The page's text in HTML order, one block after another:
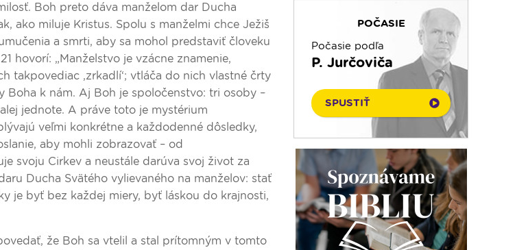
Boh preto dáva manželom dar Ducha
ako miluje Kristus. Spolu s manželmi chce Ježiš
a smrti, aby sa mohol predstaviť človeku
hovorí: „Manželstvo je vzácne znamenie,
takpovediac ,zrkadlí‘; vtláča do nich vlastné črty
Boha k nám. Aj Boh je spoločenstvo: tri osoby –
jednote. A práve toto je mystérium
veľmi konkrétne a každodenné dôsledky,
aby mohli zobrazovať – od
svoju Cirkev a neustále darúva svoj život za
Ducha Svätého vylievaného na manželov: stať
je byť bez každej miery, byť láskou do krajnosti,
že Boh sa vtelil a stal prítomným v tomto
07. 08. 2026
07. 08. 2026
Ranné zamyslenie
Večera u Slováka
07. 08. 2026
Kalendár prírody
POČASIE
Počasie podľa
P. Jurčoviča
SPUSTIŤ